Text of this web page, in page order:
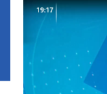
Video
Pleyer